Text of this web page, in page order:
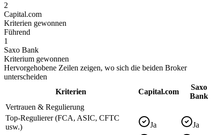
2
Capital.com
Kriterien gewonnen
Führend
1
Saxo Bank
Kriterium gewonnen
Hervorgehobene Zeilen zeigen, wo sich die beiden Broker
unterscheiden
Kriterien
Capital.com
Saxo
Bank
Vertrauen & Regulierung
Top-Regulierer (FCA, ASIC, CFTC
usw.)
Ja
Ja